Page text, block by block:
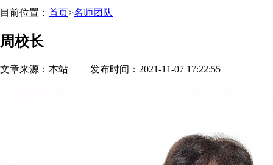
目前位置： 首页>名师团队
周校长
文章来源：本站 发布时间：2021-11-07 17:22:55